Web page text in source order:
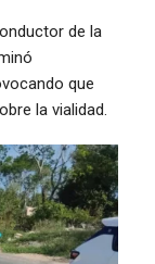
de la
que
la vialidad.